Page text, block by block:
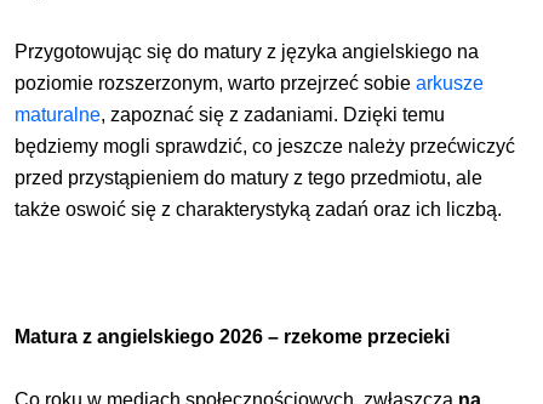
Przygotowując się do matury z języka angielskiego na
poziomie rozszerzonym, warto przejrzeć sobiearkusze
maturalne, zapoznać się z zadaniami. Dzięki temu
będziemy mogli sprawdzić, co jeszcze należy przećwiczyć
przed przystąpieniem do matury z tego przedmiotu, ale
także oswoić się z charakterystyką zadań oraz ich liczbą.
Matura z angielskiego 2026 – rzekome przecieki